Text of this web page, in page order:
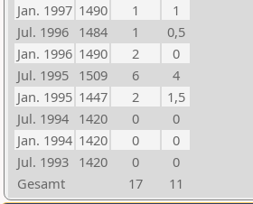
Jan. 1997 1490 1
1
Jul. 1996 1484 1
0,5
Jan. 1996 1490 2
0
Jul. 1995 1509 6
4
Jan. 1995 1447 2
1,5
Jul. 1994 1420 0
0
Jan. 1994 1420 0
0
Jul. 1993 1420 0
0
Gesamt
17 11